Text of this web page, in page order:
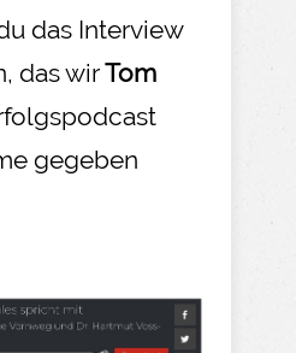
das Interview
das wirTom
gegeben